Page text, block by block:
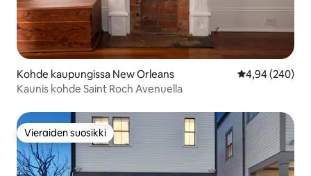
Kohde kaupungissa New Orleans
4,94 (240)
Kaunis kohde Saint Roch Avenuella
Vieraiden suosikki
Vieraiden suosikki